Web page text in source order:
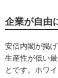
企業が自由
安倍内閣が掲
生産性が低い
とです。ホワ